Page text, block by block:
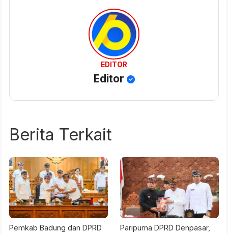
EDITOR
Editor
Berita Terkait
Pemkab Badung dan DPRD
Paripurna DPRD Denpasar,